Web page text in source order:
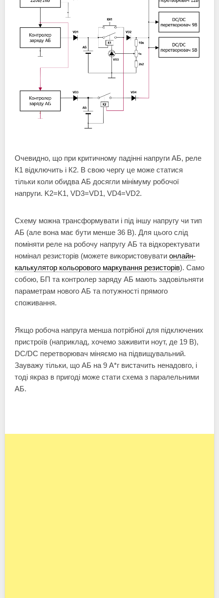
Очевидно, що при критичному падінні напруги АБ, реле
К1 відключить і К2. В свою чергу це може статися
тільки коли обидва АБ досягли мінімуму робочої
напруги. K2=K1, VD3=VD1, VD4=VD2.
Схему можна трансформувати і під іншу напругу чи тип
АБ (але вона має бути менше 36 В). Для цього слід
поміняти реле на робочу напругу АБ та відкоректувати
номінал резисторів (можете використовувати онлайн-
калькулятор кольорового маркування резисторів). Само
собою, БП та контролер заряду АБ мають задовільняти
параметрам нового АБ та потужності прямого
споживання.
Якщо робоча напруга менша потрібної для підключених
пристроїв (наприклад, хочемо заживити ноут, де 19 В),
DC/DC перетворювач міняємо на підвищувальний.
Зауважу тільки, що АБ на 9 А*г вистачить ненадовго, і
тоді якраз в пригоді може стати схема з паралельними
АБ.